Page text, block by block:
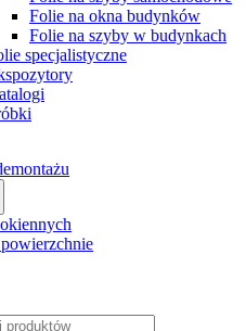
Folie na okna budynków
Folie na szyby w budynkach
specjalistyczne